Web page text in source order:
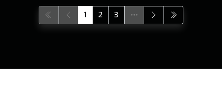
1 2 3